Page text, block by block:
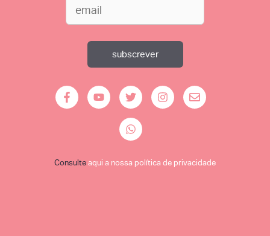
Consulte aqui a nossa política de privacidade